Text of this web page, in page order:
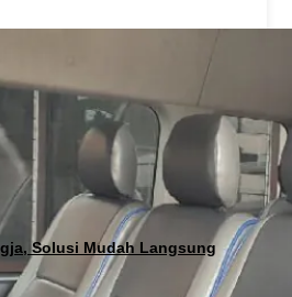
Solusi Mudah Langsung